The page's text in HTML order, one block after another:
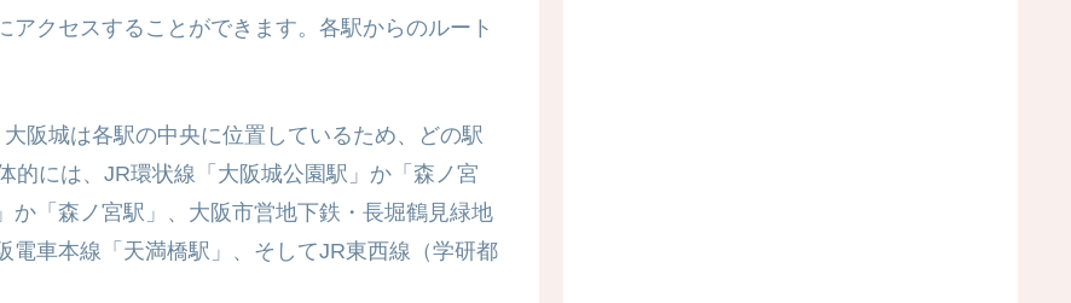
クセスすることができます。各駅からのルート
阪城は各駅の中央に位置しているため、どの駅
的には、JR環状線「大阪城公園駅」か「森ノ宮
「森ノ宮駅」、大阪市営地下鉄・長堀鶴見緑地
車本線「天満橋駅」、そしてJR東西線（学研都